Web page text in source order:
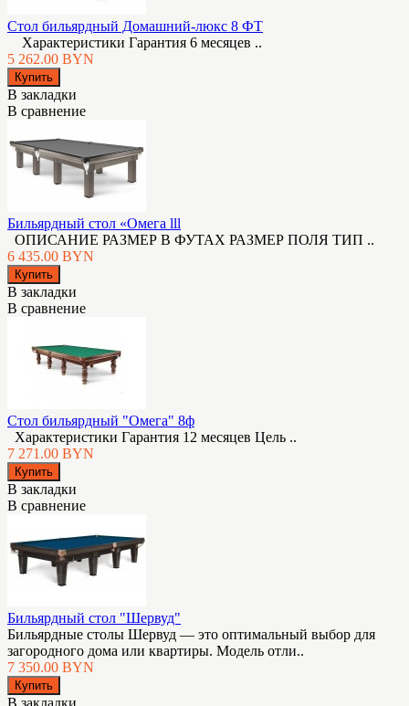
Стол бильярдный Домашний-люкс 8 ФТ
Характеристики Гарантия 6 месяцев ..
5 262.00 BYN
В закладки
В сравнение
Бильярдный стол «Омега lll
ОПИСАНИЕ РАЗМЕР В ФУТАХ РАЗМЕР ПОЛЯ ТИП ..
6 435.00 BYN
В закладки
В сравнение
Стол бильярдный "Омега" 8ф
Характеристики Гарантия 12 месяцев Цель ..
7 271.00 BYN
В закладки
В сравнение
Бильярдный стол "Шервуд"
Бильярдные столы Шервуд — это оптимальный выбор для
загородного дома или квартиры. Модель отли..
7 350.00 BYN